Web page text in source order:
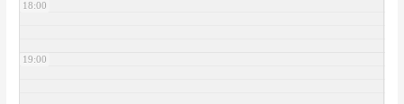
18:00
19:00